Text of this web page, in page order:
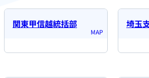
関東甲信越統括部 埼玉